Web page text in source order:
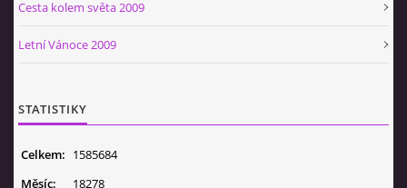
Cesta kolem světa 2009
Letní Vánoce 2009
STATISTIKY
Celkem: 1585684
Měsíc:
18278